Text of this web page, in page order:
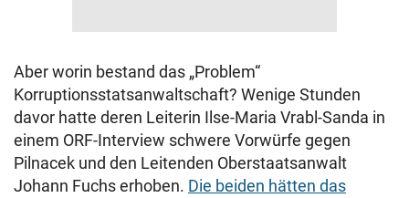
Aber worin bestand das „Problem“
Korruptionsstatsanwaltschaft? Wenige Stunden
davor hatte deren Leiterin Ilse-Maria Vrabl-Sanda in
einem ORF-Interview schwere Vorwürfe gegen
Pilnacek und den Leitenden Oberstaatsanwalt
Johann Fuchs erhoben. Die beiden hätten das